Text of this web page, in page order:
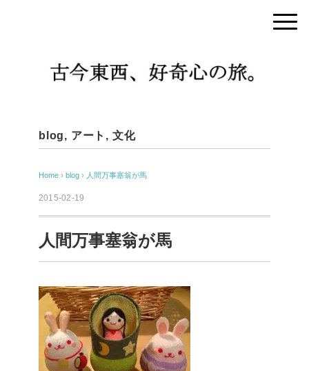
blog, アート , 文化
Home › blog › 人間万事塞翁が馬
2015-02-19
人間万事塞翁が馬